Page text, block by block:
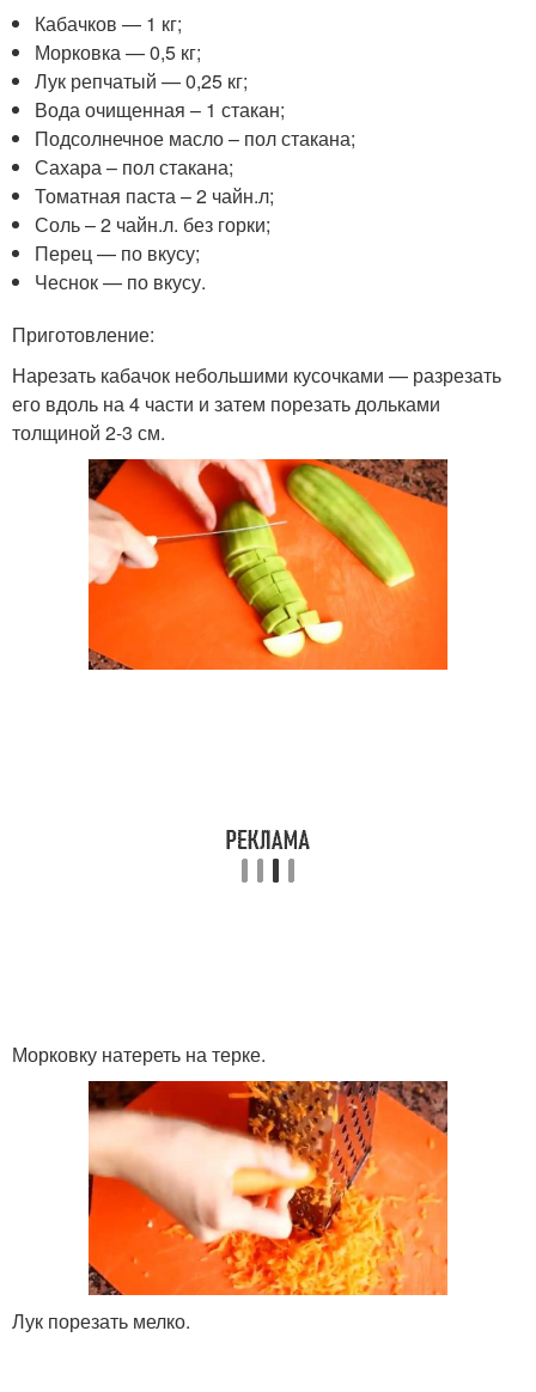
Кабачков — 1 кг;
Морковка — 0,5 кг;
Лук репчатый — 0,25 кг;
Вода очищенная – 1 стакан;
Подсолнечное масло – пол стакана;
Сахара – пол стакана;
Томатная паста – 2 чайн.л;
Соль – 2 чайн.л. без горки;
Перец — по вкусу;
Чеснок — по вкусу.
Приготовление:
Нарезать кабачок небольшими кусочками — разрезать
его вдоль на 4 части и затем порезать дольками
толщиной 2-3 см.
Морковку натереть на терке.
Лук порезать мелко.